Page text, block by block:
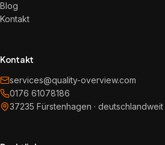
Blog
Kontakt
Kontakt
services@quality-overview.com
0176 61078186
37235 Fürstenhagen · deutschlandweit